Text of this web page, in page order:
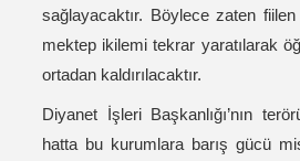
sağlayacaktır. Böylece zaten
mektep ikilemi tekrar yaratılarak
ortadan kaldırılacaktır.
Diyanet İşleri Başkanlığı’nın
hatta bu kurumlara barış gücü